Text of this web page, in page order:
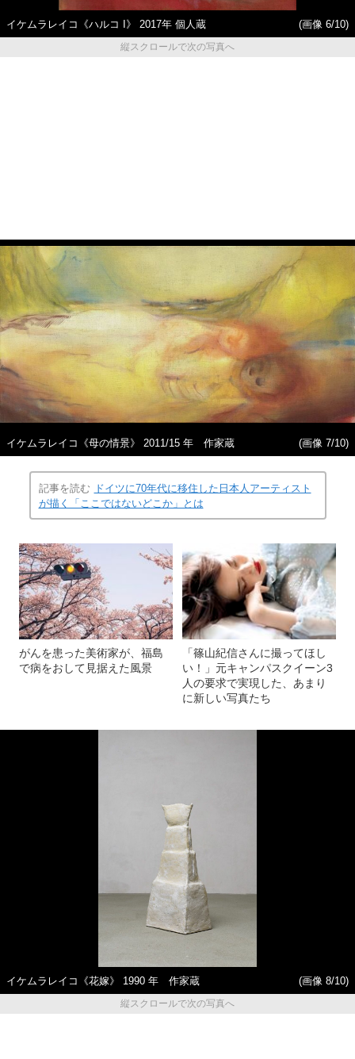
イケムラレイコ《ハルコ I》 2017年 個人蔵
(画像 6/10)
縦スクロールで次の写真へ
イケムラレイコ《母の情景》 2011/15 年 作家蔵 (画像 7/10)
記事を読む
ドイツに70年代に移住した日本人アーティスト
が描く「ここではないどこか」とは
がんを患った美術家が、福島
で病をおして見据えた風景
「篠山紀信さんに撮ってほし
い！」元キャンパスクイーン3
人の要求で実現した、あまり
に新しい写真たち
イケムラレイコ《花嫁》 1990 年 作家蔵
(画像 8/10)
縦スクロールで次の写真へ